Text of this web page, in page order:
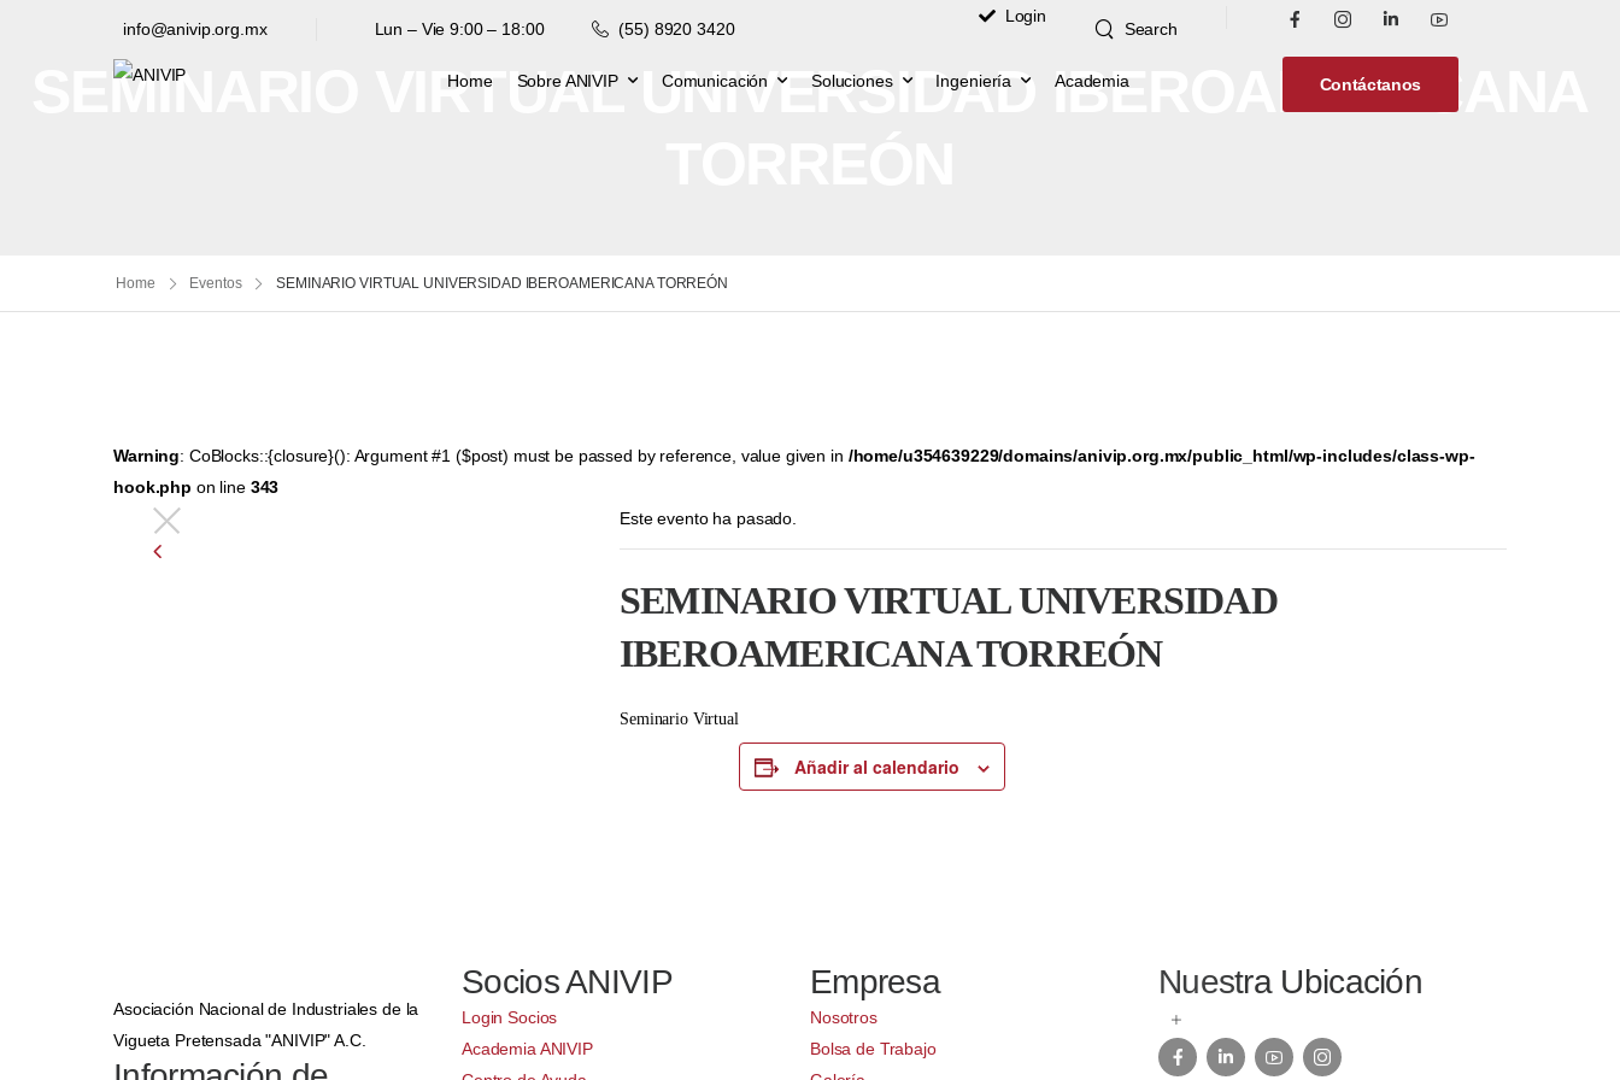
info@anivip.org.mx Lun – Vie 9:00 – 18:00 (55) 8920 3420
Login
Search
Home Sobre ANIVIP Comunicación Soluciones Ingeniería Academia Contáctanos
SEMINARIO VIRTUAL UNIVERSIDAD IBEROAMERICANA
Home Eventos SEMINARIO VIRTUAL UNIVERSIDAD IBEROAMERICANA TORREÓN
Warning: CoBlocks::{closure}(): Argument #1 ($post) must be passed by reference, value given in /home/u354639229/domains/anivip.org.mx/public_html/wp-includes/class-wp-
hook.php on line 343
Este evento ha pasado.
SEMINARIO VIRTUAL UNIVERSIDAD
IBEROAMERICANA TORREÓN
Seminario Virtual
Añadir al calendario
Asociación Nacional de Industriales de la
Vigueta Pretensada "ANIVIP" A.C.
Socios ANIVIP
Login Socios
Academia ANIVIP
Empresa
Nosotros
Bolsa de Trabajo
Nuestra Ubicación